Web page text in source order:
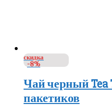
скидка
-8%
Чай черный Tea
пакетиков